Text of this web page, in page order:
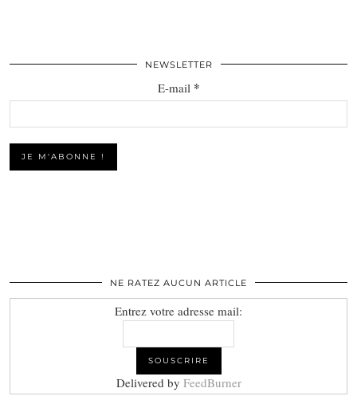
NEWSLETTER
E-mail *
NE RATEZ AUCUN ARTICLE
Entrez votre adresse mail:
Delivered by FeedBurner